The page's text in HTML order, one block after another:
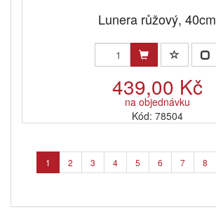
Lunera růžový, 40cm
439,00 Kč
na objednávku
Kód: 78504
1 2 3 4 5 6 7 8